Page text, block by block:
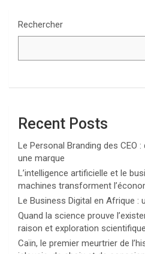
Rechercher
Recent Posts
Le Personal Branding des CEO
une marque
L’intelligence artificielle et le
machines transforment
Le Business Digital en Afrique :
Quand la science prouve
raison et exploration scientifique
Caïn, le premier meurtrier de